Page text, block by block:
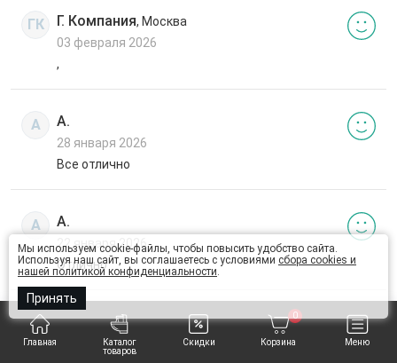
Главная
Каталог
товаров
Скидки Корзина
0
Меню
ГК Г. Компания, Москва
03 февраля 2026
,
А А.
28 января 2026
Все отлично
А А.
22 января 2026
Отлично
ЯС Я. Светлана, Томск
13 января 2026
Мы используем cookie-файлы, чтобы повысить удобство сайта.
Используя наш сайт, вы соглашаетесь с условиями сбора cookies и
нашей политикой конфиденциальности.
Принять